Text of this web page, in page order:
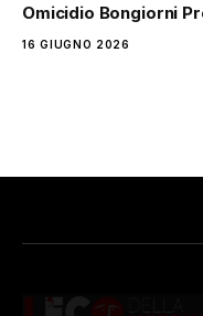
Omicidio Bongiorni
16 GIUGNO 2026